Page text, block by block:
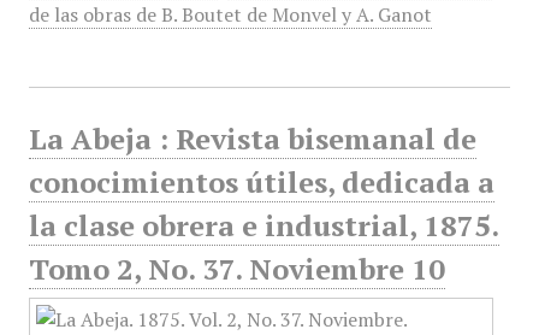
de las obras de B. Boutet de Monvel y A. Ganot
La Abeja : Revista bisemanal de
conocimientos útiles, dedicada a
la clase obrera e industrial, 1875.
Tomo 2, No. 37. Noviembre 10